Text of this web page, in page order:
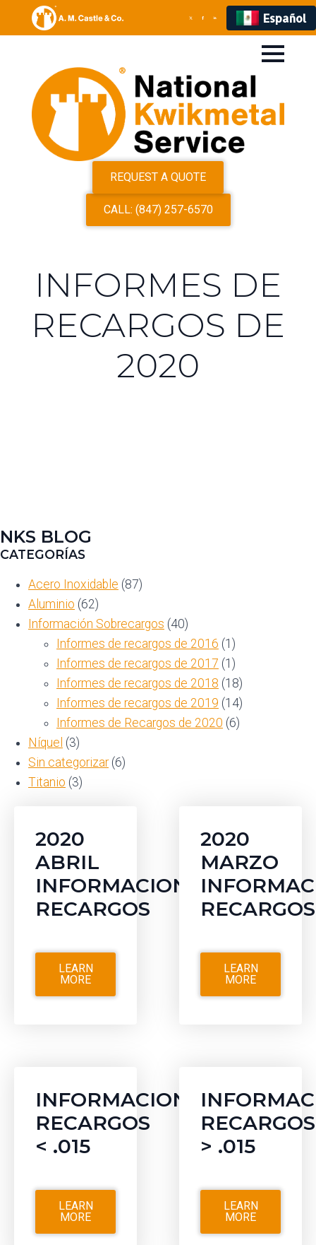
Español
CALL: (847) 257-6570
REQUEST A QUOTE
INFORMES DE
RECARGOS DE
2020
NKS BLOG
CATEGORÍAS
Acero Inoxidable (87)
Aluminio (62)
Información Sobrecargos (40)
Informes de recargos de 2016 (1)
Informes de recargos de 2017 (1)
Informes de recargos de 2018 (18)
Informes de recargos de 2019 (14)
Informes de Recargos de 2020 (6)
Níquel (3)
Sin categorizar(6)
Titanio (3)
2020
ABRIL
INFORMACION
RECARGOS
LEARN
MORE
2020
MARZO
RECARGOS
LEARN
MORE
INFORMACION
RECARGOS
< .015
LEARN
MORE
RECARGOS
> .015
LEARN
MORE